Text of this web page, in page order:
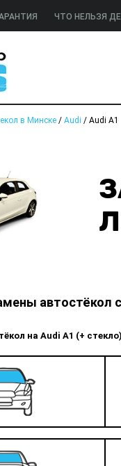
ЧТО НЕЛЬЗЯ
в Минске / Audi / Audi A1
автостёкол
на Audi A1 (+